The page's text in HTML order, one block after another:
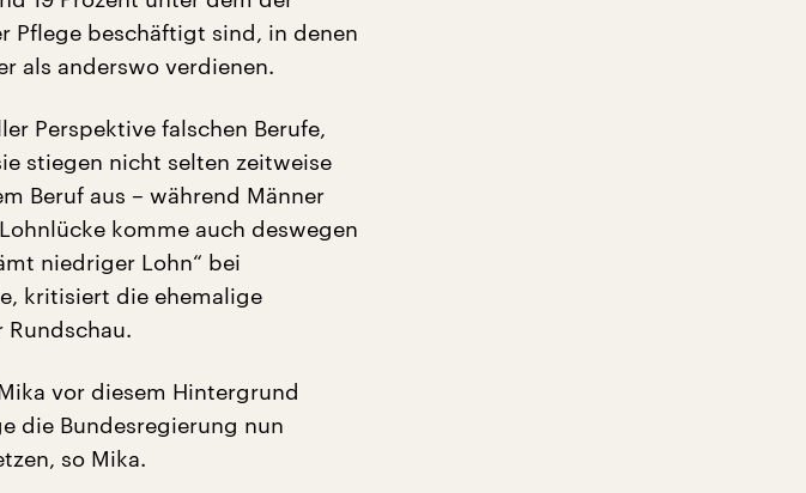
Pflege beschäftigt sind, in denen
als anderswo verdienen.
Perspektive falschen Berufe,
stiegen nicht selten zeitweise
Beruf aus – während Männer
komme auch deswegen
niedriger Lohn“ bei
kritisiert die ehemalige
vor diesem Hintergrund
die Bundesregierung nun
so Mika.